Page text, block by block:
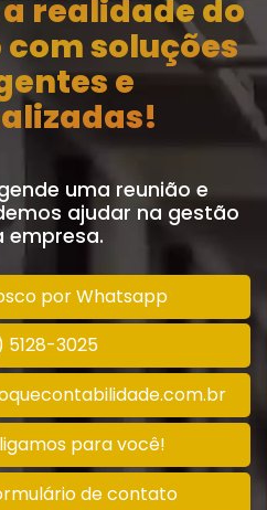
realidade do
soluções
e
uma reunião e
ajudar na gestão
empresa.
por Whatsapp
5128-3025
para você!
de contato